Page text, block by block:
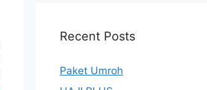
Recent Posts
Paket Umroh